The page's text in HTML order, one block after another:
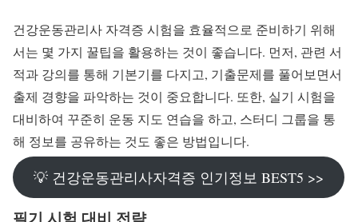
건강운동관리사 자격증 시험을 효율적으로 준비하기 위해
서는 몇 가지 꿀팁을 활용하는 것이 좋습니다. 먼저, 관련 서
적과 강의를 통해 기본기를 다지고, 기출문제를 풀어보면서
출제 경향을 파악하는 것이 중요합니다. 또한, 실기 시험을
대비하여 꾸준히 운동 지도 연습을 하고, 스터디 그룹을 통
해 정보를 공유하는 것도 좋은 방법입니다.
💡 건강운동관리사자격증 인기정보 BEST5 >>
필기 시험 대비 전략